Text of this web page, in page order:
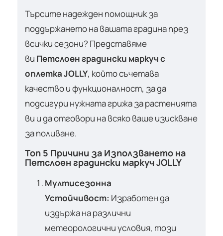
Търсите надежден помощник за
поддържането на вашата градина през
всички сезони? Представяме
ви Петслоен градински маркуч с
оплетка JOLLY, който съчетава
качество и функционалност, за да
подсигури нужната грижа за растенията
ви и да отговори на всяко ваше изискване
за поливане.
Топ 5 Причини за Използването на
Петслоен градински маркуч JOLLY
Мултисезонна
Устойчивост: Изработен да
издържа на различни
метеорологични условия, този